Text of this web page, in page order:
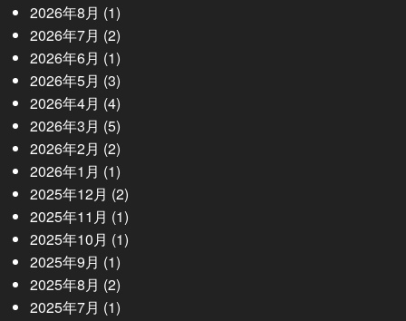
2026年8月 (1)
2026年7月 (2)
2026年6月 (1)
2026年5月 (3)
2026年4月 (4)
2026年3月 (5)
2026年2月 (2)
2026年1月 (1)
2025年12月 (2)
2025年11月 (1)
2025年10月 (1)
2025年9月 (1)
2025年8月 (2)
2025年7月 (1)